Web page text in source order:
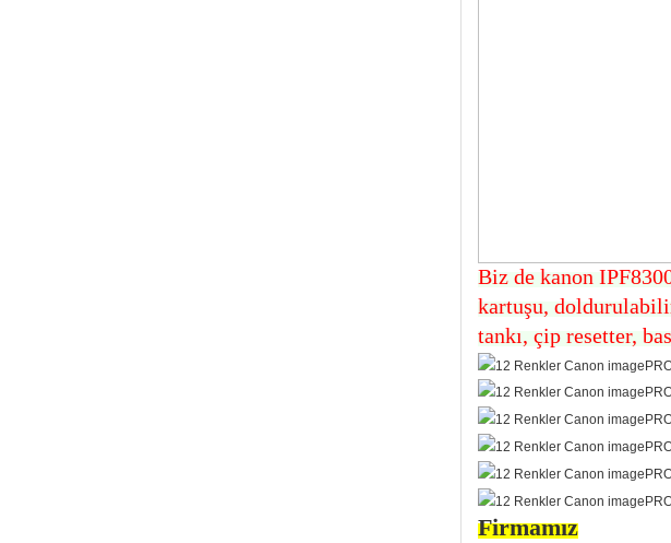
Biz de kanon
kartuşu,
tankı, çip resetter,
Firmamız